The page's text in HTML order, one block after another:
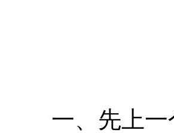
一、先上一